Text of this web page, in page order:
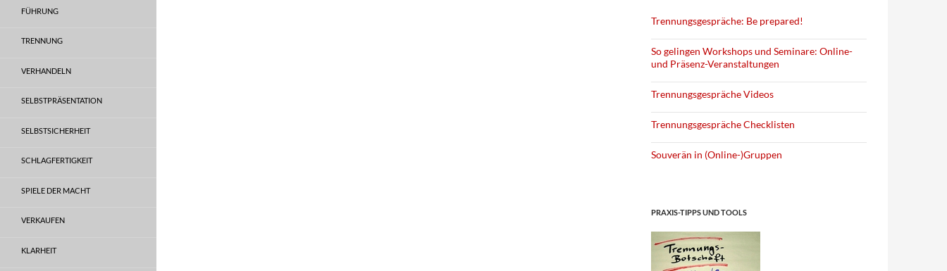
Trennungsgespräche: Be prepared!
So gelingen Workshops und Seminare: Online-
und Präsenz-Veranstaltungen
Trennungsgespräche Videos
Trennungsgespräche Checklisten
Souverän in (Online-)Gruppen
PRAXIS-TIPPS UND TOOLS
FÜHRUNG
TRENNUNG
VERHANDELN
SELBSTPRÄSENTATION
SELBSTSICHERHEIT
SCHLAGFERTIGKEIT
SPIELE DER MACHT
VERKAUFEN
KLARHEIT